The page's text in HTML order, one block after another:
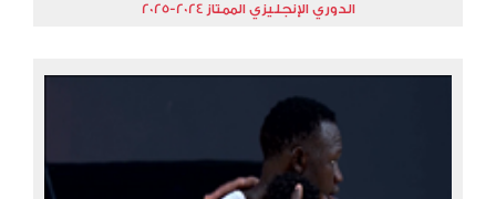
الدوري الإنجليزي الممتاز 2024-2025